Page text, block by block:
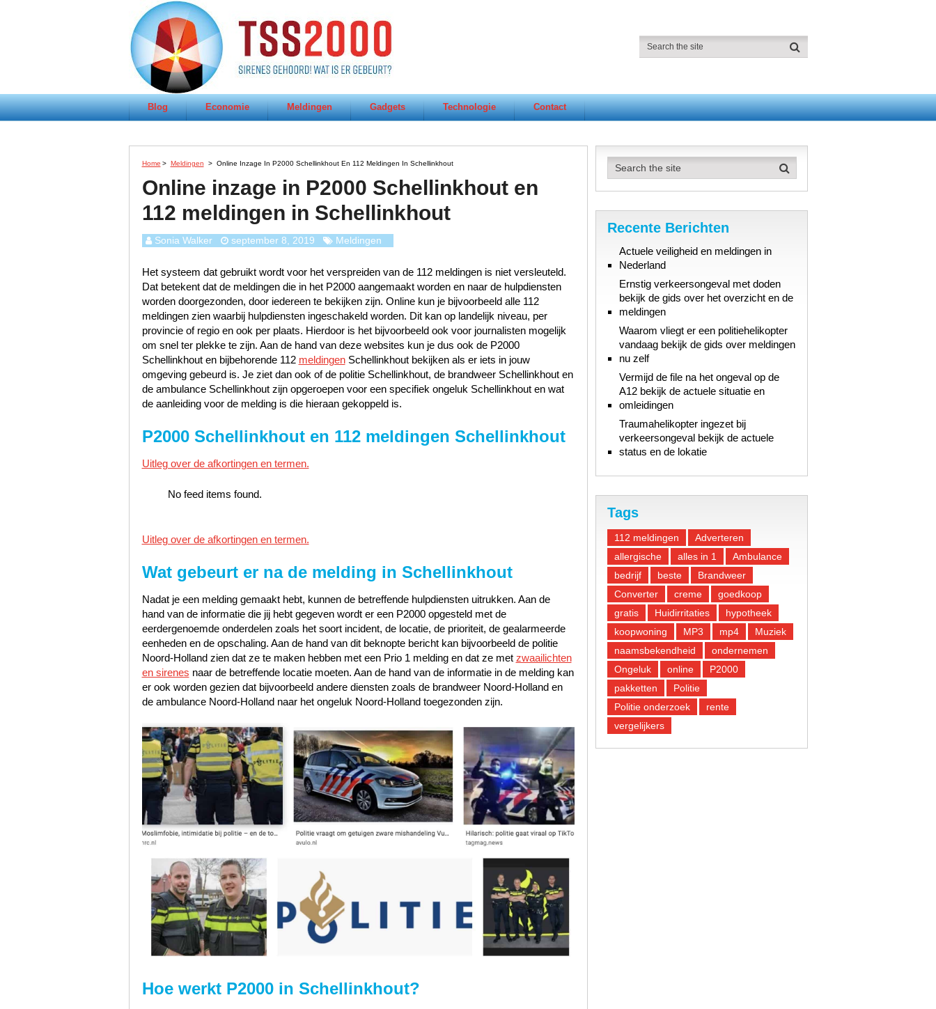
Blog Economie Meldingen Gadgets Technologie Contact
Home > Meldingen > Online Inzage In P2000 Schellinkhout En 112 Meldingen In Schellinkhout
Online inzage in P2000 Schellinkhout en
112 meldingen in Schellinkhout
Sonia Walker september 8, 2019 Meldingen
Het systeem dat gebruikt wordt voor het verspreiden van de 112 meldingen is niet versleuteld.
Dat betekent dat de meldingen die in het P2000 aangemaakt worden en naar de hulpdiensten
worden doorgezonden, door iedereen te bekijken zijn. Online kun je bijvoorbeeld alle 112
meldingen zien waarbij hulpdiensten ingeschakeld worden. Dit kan op landelijk niveau, per
provincie of regio en ook per plaats. Hierdoor is het bijvoorbeeld ook voor journalisten mogelijk
om snel ter plekke te zijn. Aan de hand van deze websites kun je dus ook de P2000
Schellinkhout en bijbehorende 112 meldingenSchellinkhout bekijken als er iets in jouw
omgeving gebeurd is. Je ziet dan ook of de politie Schellinkhout, de brandweer Schellinkhout en
de ambulance Schellinkhout zijn opgeroepen voor een specifiek ongeluk Schellinkhout en wat
de aanleiding voor de melding is die hieraan gekoppeld is.
P2000 Schellinkhout en 112 meldingen Schellinkhout
Uitleg over de afkortingen en termen.
No feed items found.
Uitleg over de afkortingen en termen.
Wat gebeurt er na de melding in Schellinkhout
Nadat je een melding gemaakt hebt, kunnen de betreffende hulpdiensten uitrukken. Aan de
hand van de informatie die jij hebt gegeven wordt er een P2000 opgesteld met de
eerdergenoemde onderdelen zoals het soort incident, de locatie, de prioriteit, de gealarmeerde
eenheden en de opschaling. Aan de hand van dit beknopte bericht kan bijvoorbeeld de politie
Noord-Holland zien dat ze te maken hebben met een Prio 1 melding en dat ze met zwaailichten
en sirenes naar de betreffende locatie moeten. Aan de hand van de informatie in de melding kan
er ook worden gezien dat bijvoorbeeld andere diensten zoals de brandweer Noord-Holland en
de ambulance Noord-Holland naar het ongeluk Noord-Holland toegezonden zijn.
Hoe werkt P2000 in Schellinkhout?
Recente Berichten
Actuele veiligheid en meldingen in
Nederland
Ernstig verkeersongeval met doden
bekijk de gids over het overzicht en de
meldingen
Waarom vliegt er een politiehelikopter
vandaag bekijk de gids over meldingen
nu zelf
Vermijd de file na het ongeval op de
A12 bekijk de actuele situatie en
omleidingen
Traumahelikopter ingezet bij
verkeersongeval bekijk de actuele
status en de lokatie
Tags
112 meldingen
Adverteren
allergische
alles in 1
Ambulance
bedrijf
beste
Brandweer
Converter
creme
goedkoop
gratis
Huidirritaties
hypotheek
koopwoning
MP3 mp4
Muziek
naamsbekendheid
ondernemen
Ongeluk
online
P2000
pakketten
Politie
Politie onderzoek
rente
vergelijkers